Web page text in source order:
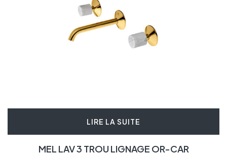
LIRE LA SUITE
MEL LAV 3 TROU LIGNAGE OR-CAR